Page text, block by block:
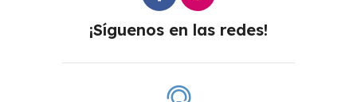
¡Síguenos en las redes!